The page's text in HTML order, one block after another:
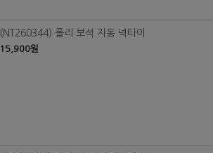
(NT260344) 폴리 보석 자동 넥타이
15,900원